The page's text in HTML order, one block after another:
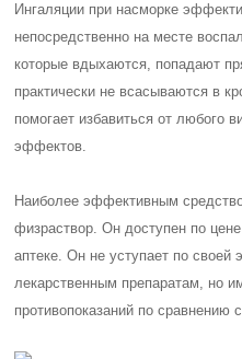
Ингаляции при насморке
непосредственно на месте
которые вдыхаются, попадают
практически не всасываются в
помогает избавиться от любого
эффектов.
Наиболее эффективным
физраствор. Он доступен по
аптеке. Он не уступает по
лекарственным препаратам, но
противопоказаний по сравнению